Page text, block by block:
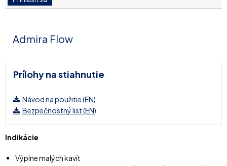
Admira Flow
Prílohy na stiahnutie
Návod na použitie (EN)
Bezpečnostný list (EN)
Indikácie
Výplne malých kavít